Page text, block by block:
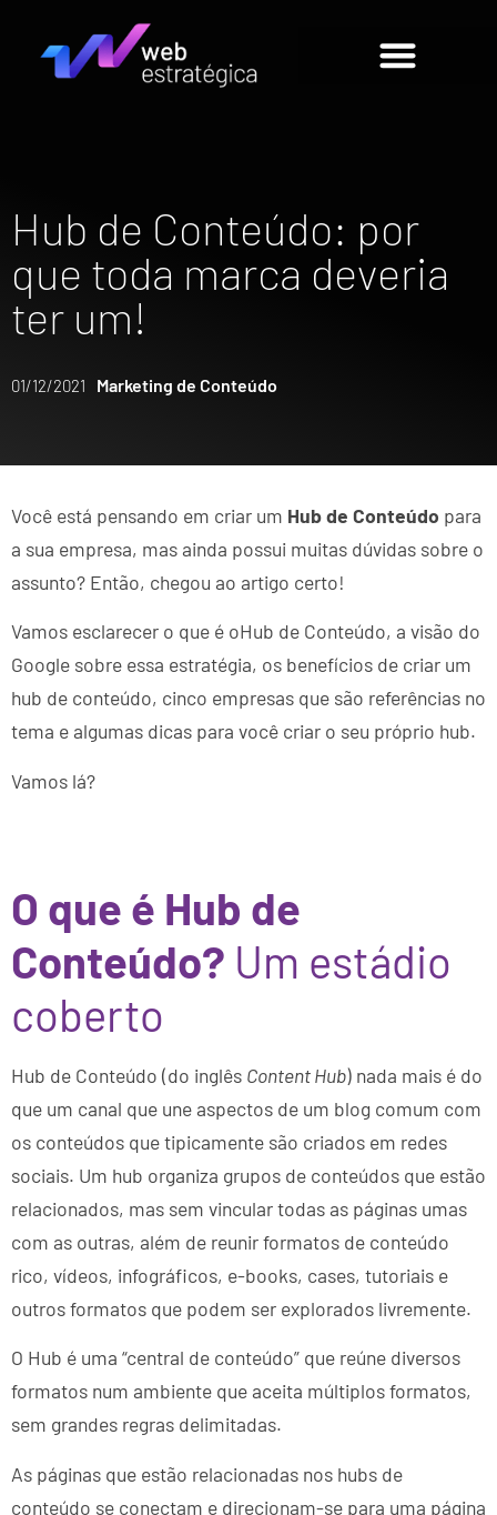
Hub de Conteúdo: por
que toda marca deveria
ter um!
01/12/2021 Marketing de Conteúdo
Você está pensando em criar um Hub de Conteúdo para
a sua empresa, mas ainda possui muitas dúvidas sobre o
assunto? Então, chegou ao artigo certo!
Vamos esclarecer o que é oHub de Conteúdo, a visão do
Google sobre essa estratégia, os benefícios de criar um
hub de conteúdo, cinco empresas que são referências no
tema e algumas dicas para você criar o seu próprio hub.
Vamos lá?
O que é Hub de
Conteúdo? Um estádio
coberto
Hub de Conteúdo (do inglês Content Hub) nada mais é do
que um canal que une aspectos de um blog comum com
os conteúdos que tipicamente são criados em redes
sociais. Um hub organiza grupos de conteúdos que estão
relacionados, mas sem vincular todas as páginas umas
com as outras, além de reunir formatos de conteúdo
rico, vídeos, infográficos, e-books, cases, tutoriais e
outros formatos que podem ser explorados livremente.
O Hub é uma “central de conteúdo” que reúne diversos
formatos num ambiente que aceita múltiplos formatos,
sem grandes regras delimitadas.
As páginas que estão relacionadas nos hubs de
conteúdo se conectam e direcionam-se para uma página